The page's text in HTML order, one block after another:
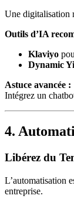
Une digitalisation
Outils d’IA
Klaviyo
Dynamic
Astuce avancée :
Intégrez un
4.
Libérez du
L’automatisation
entreprise.